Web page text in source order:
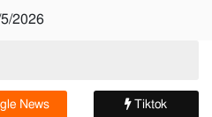
2026
News Tiktok